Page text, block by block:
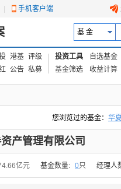
手机客户端
基 金
港基 评级
公告 私募
投资工具
自选基金
基金筛选
收益计算
您浏览过的基金： 华
易方达上证中盘ETF联
产管理有限公司
亿元 基金数量: 0只 经理人